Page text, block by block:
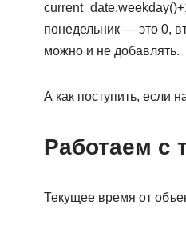
понедельник — это 0,
можно и не добавлять.
А как поступить, если
Работаем с
Текущее время от